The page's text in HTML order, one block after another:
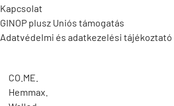
Kapcsolat
GINOP plusz Uniós támogatás
Adatvédelmi és adatkezelési tájékoztató
CO.ME.
Hemmax.